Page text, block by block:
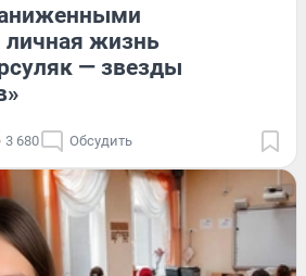
жизнь
— звезды
3 680 Обсудить